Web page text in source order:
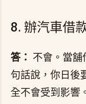
8. 辦汽車借
答： 不會。當舖
句話說，你日後
全不會受到影響。